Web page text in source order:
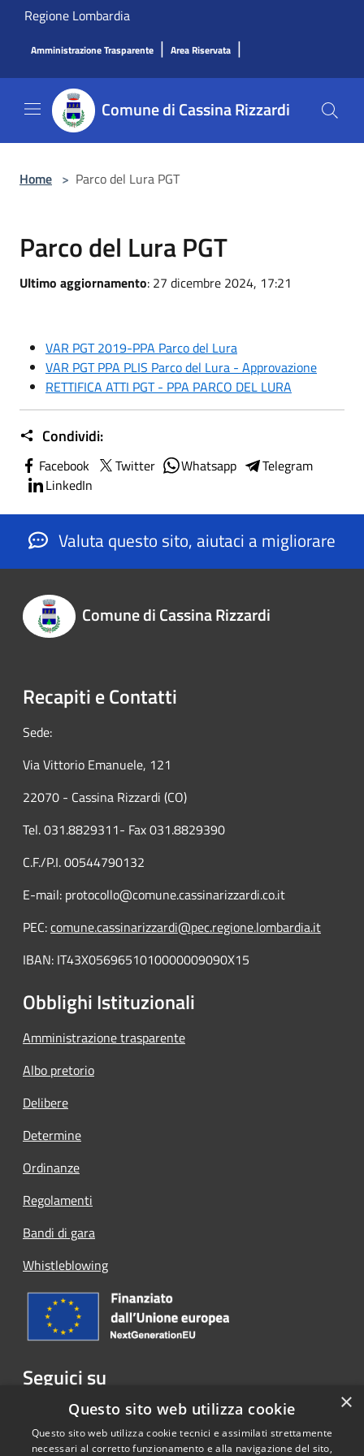
Salta al contenuto principale
Regione Lombardia
Amministrazione Trasparente | Area Riservata |
Comune di Cassina Rizzardi
Home > Parco del Lura PGT
Parco del Lura PGT
Ultimo aggiornamento: 27 dicembre 2024, 17:21
VAR PGT 2019-PPA Parco del Lura
VAR PGT PPA PLIS Parco del Lura - Approvazione
RETTIFICA ATTI PGT - PPA PARCO DEL LURA
Condividi:
Facebook Twitter Whatsapp
Telegram
LinkedIn
Valuta questo sito, aiutaci a migliorare
Comune di Cassina Rizzardi
Recapiti e Contatti
Sede:
Via Vittorio Emanuele, 121
22070 - Cassina Rizzardi (CO)
Tel. 031.8829311- Fax 031.8829390
C.F./P.I. 00544790132
E-mail: protocollo@comune.cassinarizzardi.co.it
PEC:comune.cassinarizzardi@pec.regione.lombardia.it
IBAN: IT43X0569651010000009090X15
Obblighi Istituzionali
Amministrazione trasparente
Albo pretorio
Delibere
Determine
Ordinanze
Regolamenti
Bandi di gara
Whistleblowing
Seguici su
Facebook ×
Questo sito web utilizza cookie
Questo sito web utilizza cookie tecnici e assimilati strettamente
necessari al corretto funzionamento e alla navigazione del sito,